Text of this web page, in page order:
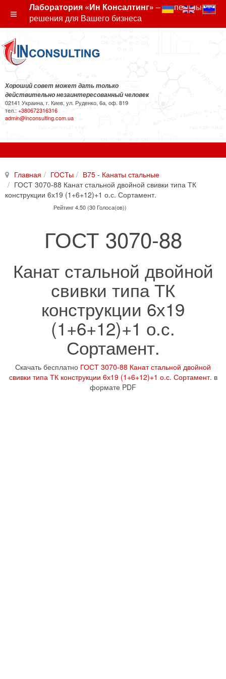
Лаборатория «Ин Консалтинг» – экспертные
решения для Вашего бизнеса
Хороший совет может дать только
действительно незаинтересованный человек
02141 Украина, г. Киев, ул. Руденко, 6а, оф. 819
тел.: +380672316316
admin@inconsulting.com.ua
Главная ГОСТы
В75 - Канаты стальные
ГОСТ 3070-88 Канат стальной двойной свивки типа ТК
конструкции 6х19 (1+6+12)+1 о.с. Сортамент.
Рейтинг 4.50 (30 Голоса(ов))
ГОСТ 3070-88
Канат стальной двойной
свивки типа ТК
конструкции 6х19
(1+6+12)+1 о.с.
Сортамент.
Скачать бесплатно ГОСТ 3070-88 Канат стальной двойной
свивки типа ТК конструкции 6х19 (1+6+12)+1 о.с. Сортамент. в
формате PDF